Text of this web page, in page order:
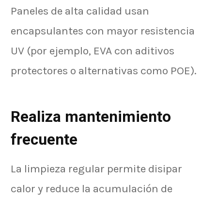
Paneles de alta calidad usan
encapsulantes con mayor resistencia
UV (por ejemplo, EVA con aditivos
protectores o alternativas como POE).
Realiza mantenimiento
frecuente
La limpieza regular permite disipar
calor y reduce la acumulación de